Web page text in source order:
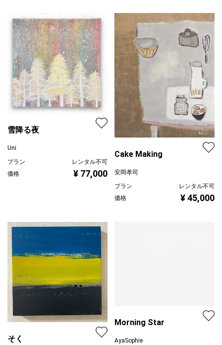
雪降る夜
Uni
プラン
レンタル不可
価格
¥ 77,000
Cake Making
安岡孝司
プラン
レンタル不可
価格
¥ 45,000
そく
Morning Star
AyaSophie